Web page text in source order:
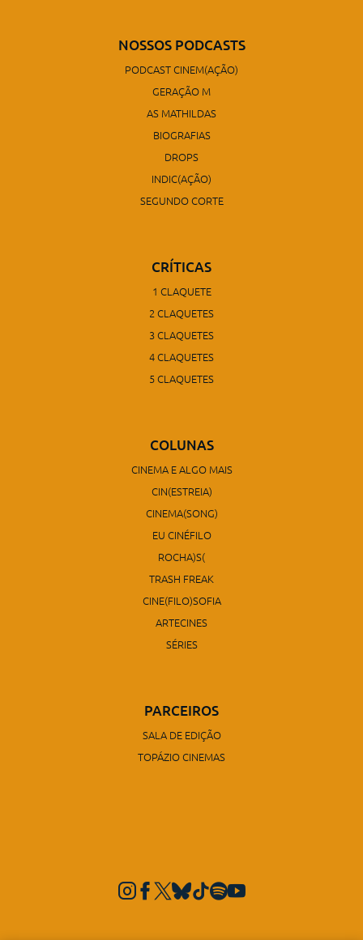
NOSSOS PODCASTS
PODCAST CINEM(AÇÃO)
GERAÇÃO M
AS MATHILDAS
BIOGRAFIAS
DROPS
INDIC(AÇÃO)
SEGUNDO CORTE
CRÍTICAS
1 CLAQUETE
2 CLAQUETES
3 CLAQUETES
4 CLAQUETES
5 CLAQUETES
COLUNAS
CINEMA E ALGO MAIS
CIN(ESTREIA)
CINEMA(SONG)
EU CINÉFILO
ROCHA)S(
TRASH FREAK
CINE(FILO)SOFIA
ARTECINES
SÉRIES
PARCEIROS
SALA DE EDIÇÃO
TOPÁZIO CINEMAS